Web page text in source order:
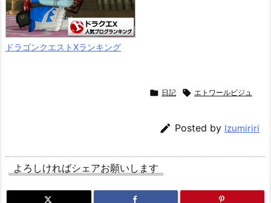
ドラゴンクエストXランキング
 日記  エトワールビジュ
 Posted by Izumiriri
よろしければシェアお願いします